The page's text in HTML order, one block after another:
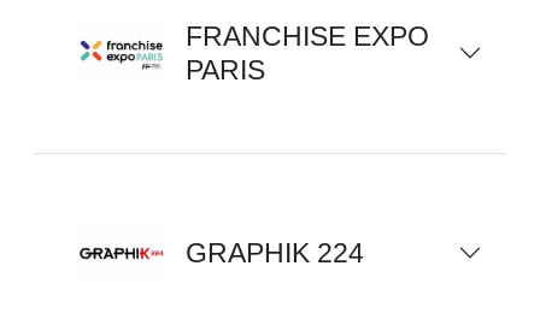
FRANCHISE EXPO
PARIS
GRAPHIK 224